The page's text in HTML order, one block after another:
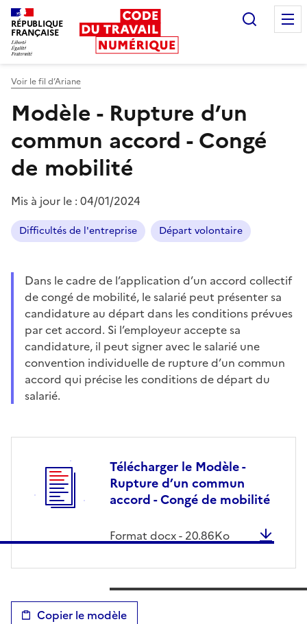
RÉPUBLIQUE
FRANÇAISE
Voir le fil d’Ariane
Modèle - Rupture d’un
commun accord - Congé
de mobilité
Mis à jour le : 04/01/2024
Difficultés de l'entreprise Départ volontaire
Dans le cadre de l’application d’un accord collectif
de congé de mobilité, le salarié peut présenter sa
candidature au départ dans les conditions prévues
par cet accord. Si l’employeur accepte sa
candidature, il peut signer avec le salarié une
convention individuelle de rupture d’un commun
accord qui précise les conditions de départ du
salarié.
Télécharger le Modèle -
Rupture d’un commun
accord - Congé de mobilité
Format docx- 20.86Ko
Copier le modèle